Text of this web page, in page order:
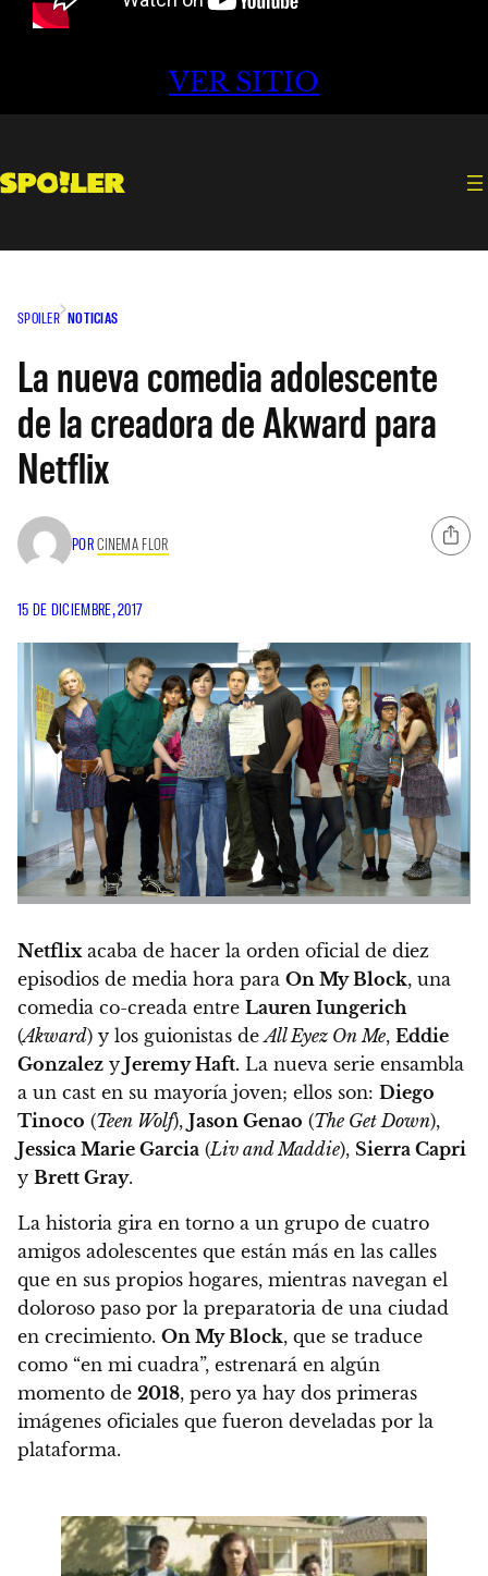
VER SITIO
SPOILER NOTICIAS
La nueva comedia adolescente
de la creadora de Akward para
Netflix
PORCINEMA FLOR
15 DE DICIEMBRE, 2017
Netflixacaba de hacer la orden oficial de diez
episodios de media hora para On My Block, una
comedia co-creada entre Lauren Iungerich
(Akward) y los guionistas deAll Eyez On Me, Eddie
Gonzalez y Jeremy Haft. La nueva serie ensambla
a un cast en su mayoría joven; ellos son: Diego
Tinoco (Teen Wolf), Jason Genao (The Get Down),
Jessica Marie Garcia (Liv and Maddie), Sierra Capri
y Brett Gray.
La historia gira en torno a un grupo de cuatro
amigos adolescentes que están más en las calles
que en sus propios hogares, mientras navegan el
doloroso paso por la preparatoria de una ciudad
en crecimiento. On My Block, que se traduce
como “en mi cuadra”, estrenará en algún
momento de 2018, pero ya hay dos primeras
imágenes oficiales que fueron develadas por la
plataforma.